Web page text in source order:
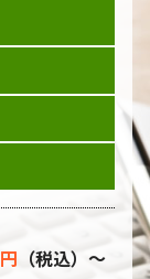
円 （税込）～